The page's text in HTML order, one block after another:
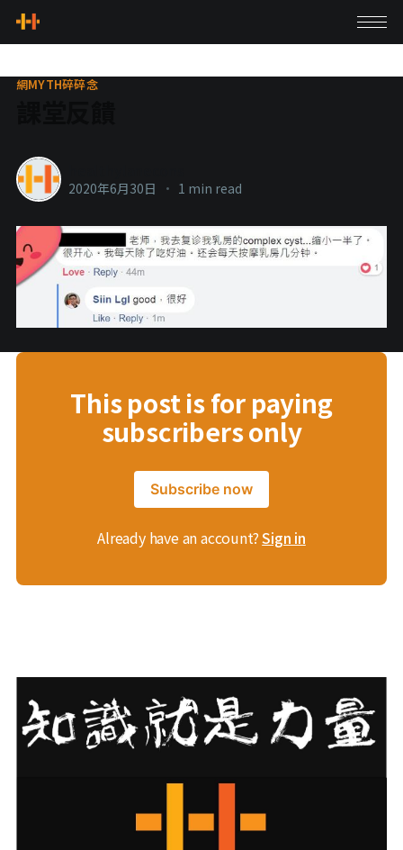
網MYTH碎碎念
2020年6月30日 • 1 min read
This post is for paying
subscribers only
Subscribe now
Already have an account?Sign in